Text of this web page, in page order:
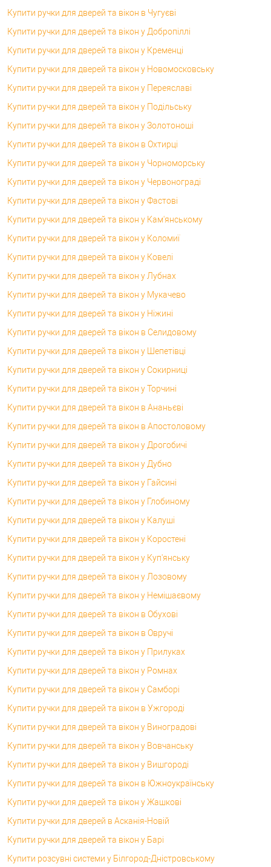
Купити ручки для дверей та вікон в Чугуєві
Купити ручки для дверей та вікон у Добропіллі
Купити ручки для дверей та вікон у Кременці
Купити ручки для дверей та вікон у Новомосковську
Купити ручки для дверей та вікон у Переяславі
Купити ручки для дверей та вікон у Подільську
Купити ручки для дверей та вікон у Золотоноші
Купити ручки для дверей та вікон в Охтирці
Купити ручки для дверей та вікон у Чорноморську
Купити ручки для дверей та вікон у Червонограді
Купити ручки для дверей та вікон у Фастові
Купити ручки для дверей та вікон у Кам'янському
Купити ручки для дверей та вікон у Коломиї
Купити ручки для дверей та вікон у Ковелі
Купити ручки для дверей та вікон у Лубнах
Купити ручки для дверей та вікон у Мукачево
Купити ручки для дверей та вікон у Ніжині
Купити ручки для дверей та вікон в Селидовому
Купити ручки для дверей та вікон у Шепетівці
Купити ручки для дверей та вікон у Сокирниці
Купити ручки для дверей та вікон у Торчині
Купити ручки для дверей та вікон в Ананьєві
Купити ручки для дверей та вікон в Апостоловому
Купити ручки для дверей та вікон у Дрогобичі
Купити ручки для дверей та вікон у Дубно
Купити ручки для дверей та вікон у Гайсині
Купити ручки для дверей та вікон у Глобиному
Купити ручки для дверей та вікон у Калуші
Купити ручки для дверей та вікон у Коростені
Купити ручки для дверей та вікон у Куп'янську
Купити ручки для дверей та вікон у Лозовому
Купити ручки для дверей та вікон у Немішаєвому
Купити ручки для дверей та вікон в Обухові
Купити ручки для дверей та вікон в Овручі
Купити ручки для дверей та вікон у Прилуках
Купити ручки для дверей та вікон у Ромнах
Купити ручки для дверей та вікон у Самборі
Купити ручки для дверей та вікон в Ужгороді
Купити ручки для дверей та вікон у Виноградові
Купити ручки для дверей та вікон у Вовчанську
Купити ручки для дверей та вікон у Вишгороді
Купити ручки для дверей та вікон в Южноукраїнську
Купити ручки для дверей та вікон у Жашкові
Купити ручки для дверей в Асканія-Новій
Купити ручки для дверей та вікон у Барі
Купити розсувні системи у Білгород-Дністровському